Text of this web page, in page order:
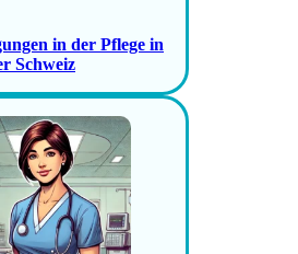
in der Pflege in
Schweiz